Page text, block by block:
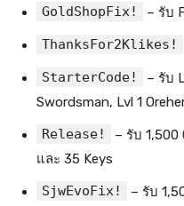
GoldShopFix!
– รับ
ThanksFor2Klikes!
StarterCode!
– รับ
Swordsman, Lvl 1
Release!
– รับ 1,500
และ 35 Keys
SjwEvoFix!
– รับ